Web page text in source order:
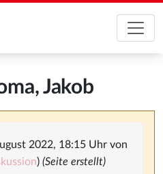
Jakob
2022, 18:15 Uhr von
) (Seite erstellt)